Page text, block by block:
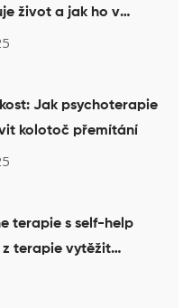
život a jak ho v
Jak psychoterapie
kolotoč přemítání
terapie s self-help
terapie vytěžit